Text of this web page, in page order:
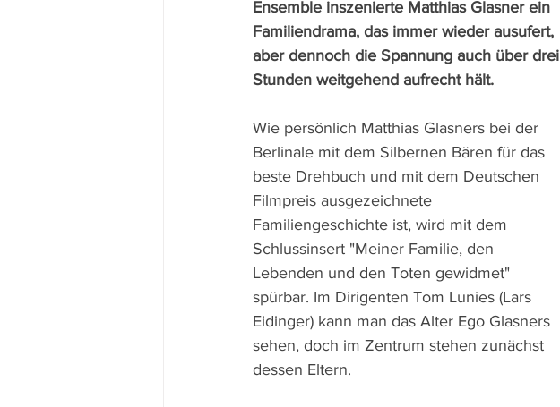
Ensemble inszenierte Matthias Glasner ein
Familiendrama, das immer wieder ausufert,
aber dennoch die Spannung auch über drei
Stunden weitgehend aufrecht hält.
Wie persönlich Matthias Glasners bei der
Berlinale mit dem Silbernen Bären für das
beste Drehbuch und mit dem Deutschen
Filmpreis ausgezeichnete
Familiengeschichte ist, wird mit dem
Schlussinsert "Meiner Familie, den
Lebenden und den Toten gewidmet"
spürbar. Im Dirigenten Tom Lunies (Lars
Eidinger) kann man das Alter Ego Glasners
sehen, doch im Zentrum stehen zunächst
dessen Eltern.